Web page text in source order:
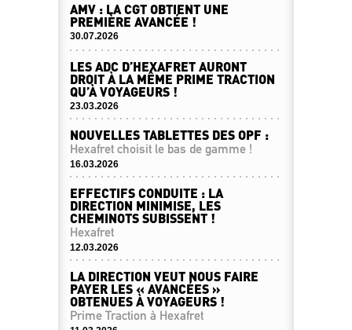
AMV : LA CGT OBTIENT UNE
PREMIÈRE AVANCÉE !
30.07.2026
LES ADC D’HEXAFRET AURONT
DROIT À LA MÊME PRIME TRACTION
QU’À VOYAGEURS !
23.03.2026
NOUVELLES TABLETTES DES OPF :
Hexafret choisit le bas de gamme !
16.03.2026
EFFECTIFS CONDUITE : LA
DIRECTION MINIMISE, LES
CHEMINOTS SUBISSENT !
Hexafret
12.03.2026
LA DIRECTION VEUT NOUS FAIRE
PAYER LES « AVANCÉES »
OBTENUES À VOYAGEURS !
Prime Traction à Hexafret